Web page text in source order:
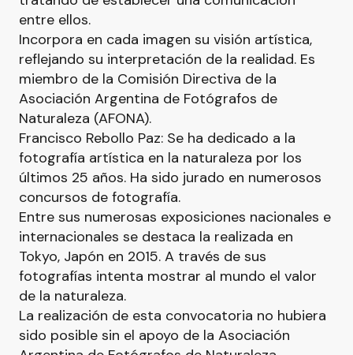
entre ellos.
Incorpora en cada imagen su visión artística,
reflejando su interpretación de la realidad. Es
miembro de la Comisión Directiva de la
Asociación Argentina de Fotógrafos de
Naturaleza (AFONA).
Francisco Rebollo Paz: Se ha dedicado a la
fotografía artística en la naturaleza por los
últimos 25 años. Ha sido jurado en numerosos
concursos de fotografía.
Entre sus numerosas exposiciones nacionales e
internacionales se destaca la realizada en
Tokyo, Japón en 2015. A través de sus
fotografías intenta mostrar al mundo el valor
de la naturaleza.
La realización de esta convocatoria no hubiera
sido posible sin el apoyo de la Asociación